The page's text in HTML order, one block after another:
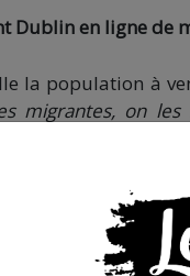
Dublin en ligne de
la population à
migrantes, on
de sa demande
premier pays
à Montpellier, il
pays d’arrivée,